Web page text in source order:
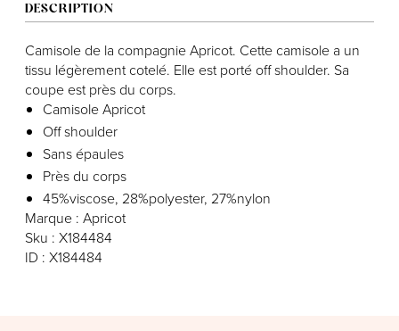
DESCRIPTION
Camisole de la compagnie Apricot. Cette camisole a un
tissu légèrement cotelé. Elle est porté off shoulder. Sa
coupe est près du corps.
Camisole Apricot
Off shoulder
Sans épaules
Près du corps
45%viscose, 28%polyester, 27%nylon
Marque : Apricot
Sku : X184484
ID : X184484